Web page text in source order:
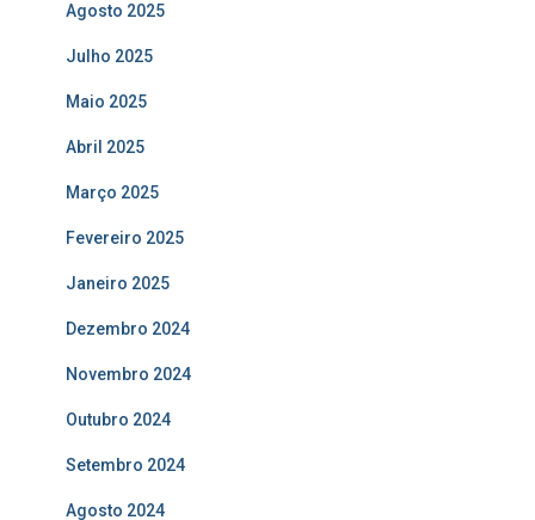
Agosto 2025
Julho 2025
Maio 2025
Abril 2025
Março 2025
Fevereiro 2025
Janeiro 2025
Dezembro 2024
Novembro 2024
Outubro 2024
Setembro 2024
Agosto 2024